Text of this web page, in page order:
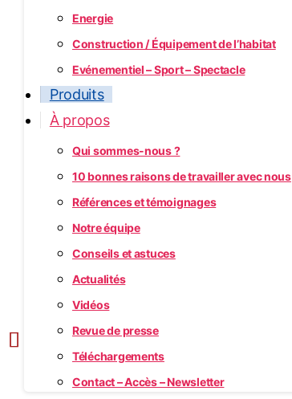
Energie
Construction / Équipement de l’habitat
Evénementiel – Sport – Spectacle
Produits
À propos
Qui sommes-nous ?
10 bonnes raisons de travailler avec nous
Références et témoignages
Notre équipe
Conseils et astuces
Actualités
Vidéos
Revue de presse
Téléchargements
Contact – Accès – Newsletter